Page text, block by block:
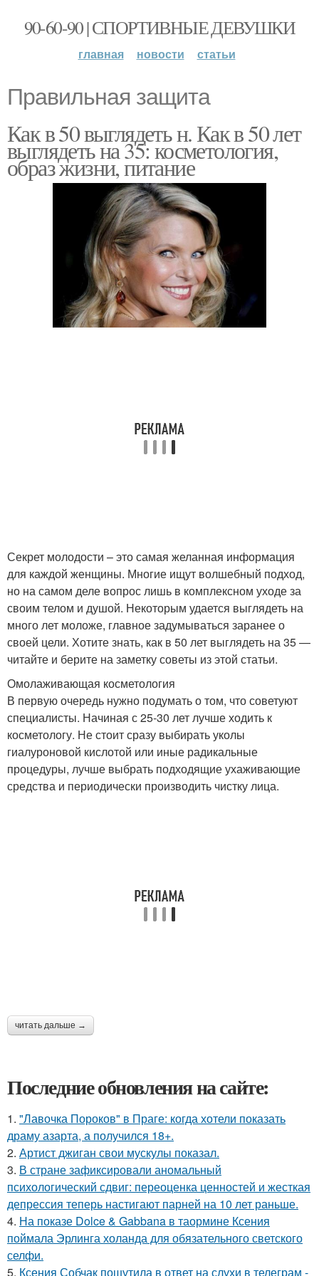
90-60-90 | СПОРТИВНЫЕ ДЕВУШКИ
главная новости статьи
Правильная защита
Как в 50 выглядеть н. Как в 50 лет
выглядеть на 35: косметология,
образ жизни, питание
Секрет молодости – это самая желанная информация
для каждой женщины. Многие ищут волшебный подход,
но на самом деле вопрос лишь в комплексном уходе за
своим телом и душой. Некоторым удается выглядеть на
много лет моложе, главное задумываться заранее о
своей цели. Хотите знать, как в 50 лет выглядеть на 35 —
читайте и берите на заметку советы из этой статьи.
Омолаживающая косметология
В первую очередь нужно подумать о том, что советуют
специалисты. Начиная с 25-30 лет лучше ходить к
косметологу. Не стоит сразу выбирать уколы
гиалуроновой кислотой или иные радикальные
процедуры, лучше выбрать подходящие ухаживающие
средства и периодически производить чистку лица.
читать дальше →
Последние обновления на сайте:
1. "Лавочка Пороков" в Праге: когда хотели показать
драму азарта, а получился 18+.
2. Артист джиган свои мускулы показал.
3. В стране зафиксировали аномальный
психологический сдвиг: переоценка ценностей и жесткая
депрессия теперь настигают парней на 10 лет раньше.
4. На показе Dolce & Gabbana в таормине Ксения
поймала Эрлинга холанда для обязательного светского
селфи.
5. Ксения Собчак пошутила в ответ на слухи в телеграм -